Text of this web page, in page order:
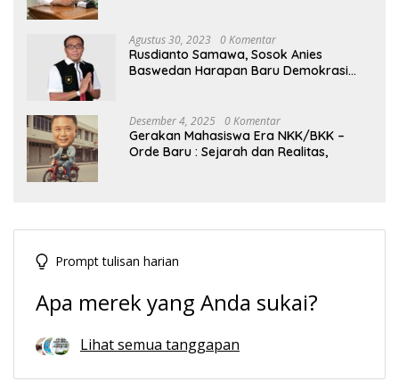
Agustus 30, 2023 0 Komentar
Rusdianto Samawa, Sosok Anies
Baswedan Harapan Baru Demokrasi
Desember 4, 2025 0 Komentar
Gerakan Mahasiswa Era NKK/BKK –
Orde Baru : Sejarah dan Realitas,
Prompt tulisan harian
Apa merek yang Anda sukai?
Lihat semua tanggapan